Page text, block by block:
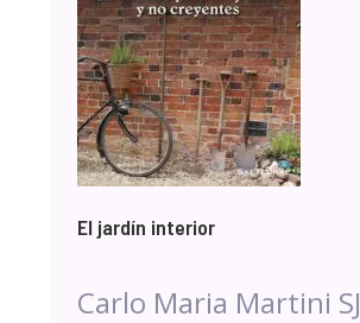
El jardín interior
Carlo Maria Martini SJ